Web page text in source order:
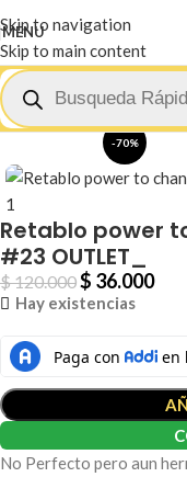
Skip to navigation
Skip to main content
MENU
Inicio Outlet Beandbee
-70%
Retablo power
#23 OUTLET_
$120.000$ 36.000
Hay existencias
No Perfecto pero aun